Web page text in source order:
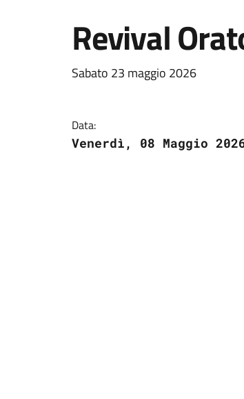
Revival
Sabato 23 maggio 2026
Data:
Venerdì, 08 Maggio